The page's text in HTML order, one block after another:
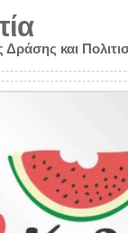
Δράσης και